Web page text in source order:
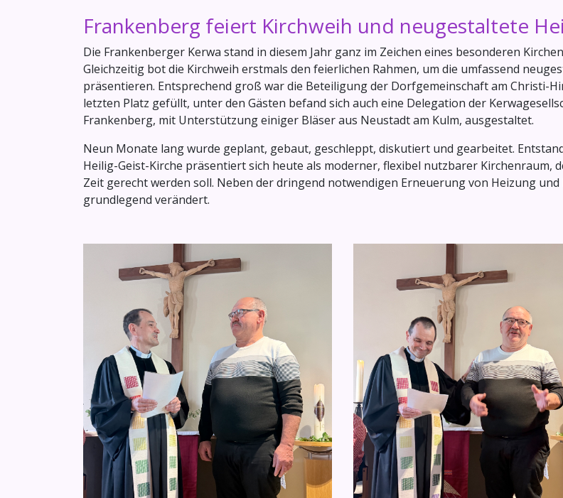
Frankenberg feiert Kirchweih und neugestaltete
Die Frankenberger Kerwa stand in diesem Jahr ganz im Zeichen eines besonderen
Gleichzeitig bot die Kirchweih erstmals den feierlichen Rahmen, um die umfassend
präsentieren. Entsprechend groß war die Beteiligung der Dorfgemeinschaft am Christi-
letzten Platz gefüllt, unter den Gästen befand sich auch eine Delegation der
Frankenberg, mit Unterstützung einiger Bläser aus Neustadt am Kulm, ausgestaltet.
Neun Monate lang wurde geplant, gebaut, geschleppt, diskutiert und gearbeitet.
Heilig-Geist-Kirche präsentiert sich heute als moderner, flexibel nutzbarer Kirchenraum,
Zeit gerecht werden soll. Neben der dringend notwendigen Erneuerung von Heizung
grundlegend verändert.